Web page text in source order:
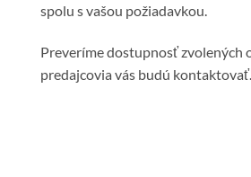
spolu s vašou požiadavkou.
Preveríme dostupnosť zvolených
predajcovia vás budú kontaktovať.